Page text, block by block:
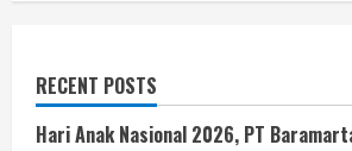
RECENT POSTS
Hari Anak Nasional 2026, PT